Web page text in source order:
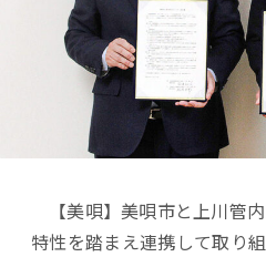
【美唄】美唄市と上川管
特性を踏まえ連携して取り